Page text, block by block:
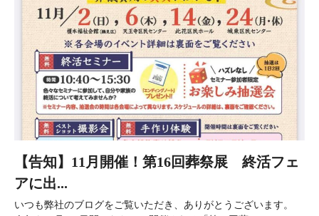
【告知】11月開催！第16回葬祭展 終活フェ
アに出...
いつも弊社のブログをご覧いただき、ありがとうございます。